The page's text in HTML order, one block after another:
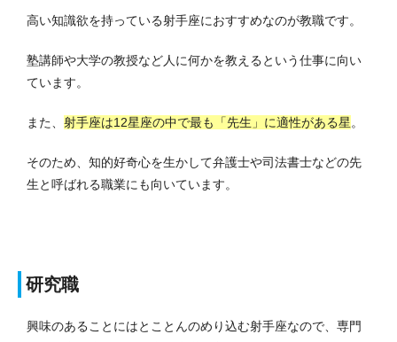
高い知識欲を持っている射手座におすすめなのが教職です。
塾講師や大学の教授など人に何かを教えるという仕事に向い
ています。
また、 射手座は12星座の中で最も「先生」に適性がある星。
そのため、知的好奇心を生かして弁護士や司法書士などの先
生と呼ばれる職業にも向いています。
研究職
興味のあることにはとことんのめり込む射手座なので、専門